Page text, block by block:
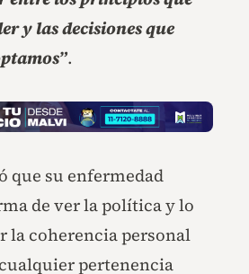
y las decisiones que
.
que su enfermedad
de ver la política y lo
la coherencia personal
pertenencia